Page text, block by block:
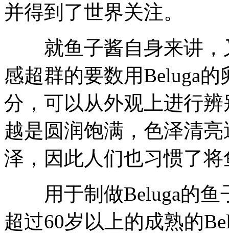
并得到了世界关注。
就鱼子酱自身来讲，
感超群的要数用Beluga
分，可以从外观上进行
越是圆润饱满，色泽清
泽，因此人们也习惯了
用于制做Beluga的鱼
超过60岁以上的成熟的